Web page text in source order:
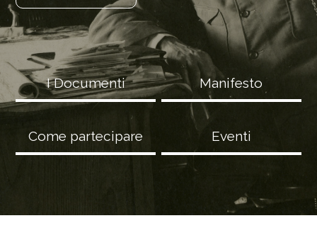
I Documenti Manifesto
Come partecipare Eventi